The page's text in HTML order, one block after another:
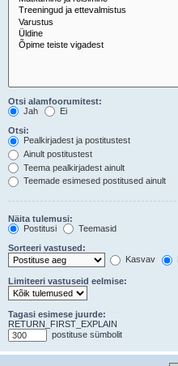
Otsi alamfoorumitest:
Jah
Ei
Otsi:
Pealkirjadest ja postitustest
Ainult postitustest
Teema pealkirjadest ainult
Teemade esimesed postitused ainult
Näita tulemusi:
Postitusi
Teemasid
Sorteeri vastused:
Kasvav
Limiteeri vastuseid eelmise:
Tagasi esimese juurde:
RETURN_FIRST_EXPLAIN
postituse sümbolit